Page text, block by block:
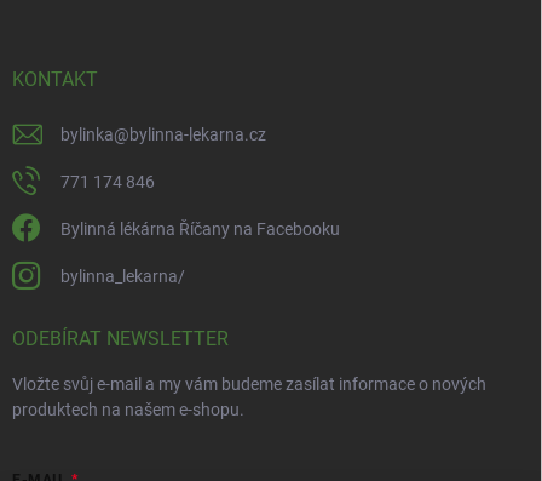
KONTAKT
bylinka@bylinna-lekarna.cz
771 174 846
Bylinná lékárna Říčany na Facebooku
bylinna_lekarna/
ODEBÍRAT NEWSLETTER
Vložte svůj e-mail a my vám budeme zasílat informace o nových
produktech na našem e-shopu.